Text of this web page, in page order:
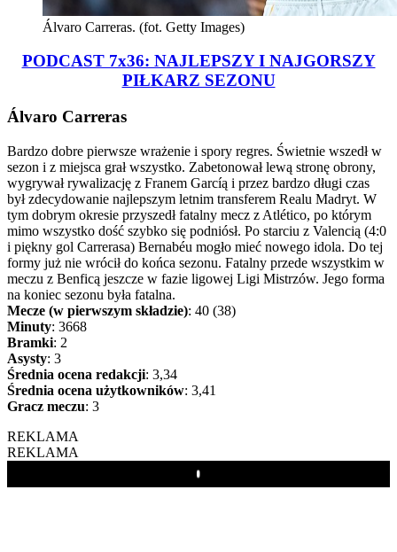
Álvaro Carreras. (fot. Getty Images)
PODCAST 7x36: NAJLEPSZY I NAJGORSZY
PIŁKARZ SEZONU
Álvaro Carreras
Bardzo dobre pierwsze wrażenie i spory regres. Świetnie wszedł w
sezon i z miejsca grał wszystko. Zabetonował lewą stronę obrony,
wygrywał rywalizację z Franem Garcíą i przez bardzo długi czas
był zdecydowanie najlepszym letnim transferem Realu Madryt. W
tym dobrym okresie przyszedł fatalny mecz z Atlético, po którym
mimo wszystko dość szybko się podniósł. Po starciu z Valencią (4:0
i piękny gol Carrerasa) Bernabéu mogło mieć nowego idola. Do tej
formy już nie wrócił do końca sezonu. Fatalny przede wszystkim w
meczu z Benficą jeszcze w fazie ligowej Ligi Mistrzów. Jego forma
na koniec sezonu była fatalna.
Mecze (w pierwszym składzie): 40 (38)
Minuty: 3668
Bramki: 2
Asysty: 3
Średnia ocena redakcji: 3,34
Średnia ocena użytkowników: 3,41
Gracz meczu: 3
REKLAMA
REKLAMA
Play